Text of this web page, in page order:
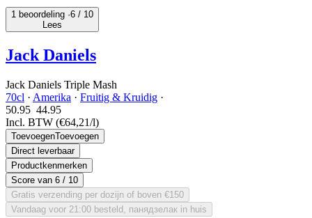
1 beoordeling ·6 / 10
Lees
Jack Daniels
Jack Daniels Triple Mash
70cl · Amerika · Fruitig & Kruidig ·
50.95 44.95
Incl. BTW (€64,21/l)
ToevoegenToevoegen
Direct leverbaar
Productkenmerken
Score van 6 / 10
Gratis verzending per dozijn of boven €150
Vandaag voor 21:00 besteld, панядзелак in huis